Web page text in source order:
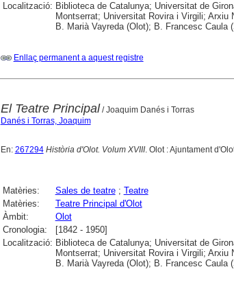
Localització: Biblioteca de Catalunya; Universitat de
Montserrat; Universitat Rovira i Virgili; Arxiu
B. Marià Vayreda (Olot); B. Francesc Caula
Enllaç permanent a aquest registre
El Teatre Principal/ Joaquim Danés i Torras
Danés i Torras, Joaquim
En: 267294 Història d'Olot. Volum XVIII. Olot : Ajuntament
Matèries: Sales de teatre; Teatre
Matèries:
Teatre Principal d'Olot
Àmbit:
Olot
Cronologia:
[1842 - 1950]
Localització: Biblioteca de Catalunya; Universitat de
Montserrat; Universitat Rovira i Virgili; Arxiu
B. Marià Vayreda (Olot); B. Francesc Caula